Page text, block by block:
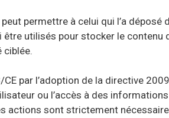
permettre à celui qui l’a déposé
utilisés pour stocker le contenu
ciblée.
par l’adoption de la directive
ou l’accès à des
actions sont strictement